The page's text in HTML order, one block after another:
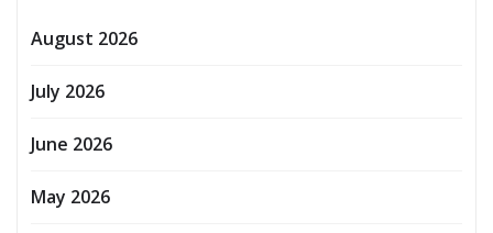
August 2026
July 2026
June 2026
May 2026